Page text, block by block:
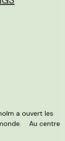
a ouvert les
Au centre